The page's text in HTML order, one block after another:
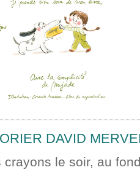
DAVID
crayons le soir, au